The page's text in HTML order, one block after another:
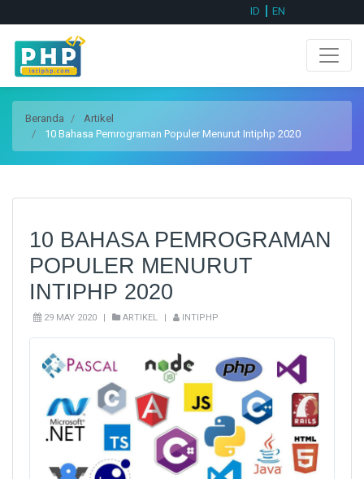
ID EN
Beranda
Artikel
10 Bahasa Pemrograman Populer Menurut Intiphp 2020
10 BAHASA PEMROGRAMAN
POPULER MENURUT
INTIPHP 2020
29 MAY 2020 | ARTIKEL | INTIPHP